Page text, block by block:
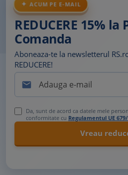
ACUM PE E-MAIL
REDUCERE 15% la
Comanda
Aboneaza-te la newsletterul
REDUCERE!

Da, sunt de acord ca datele mele
conformitate cu Regulamentul UE